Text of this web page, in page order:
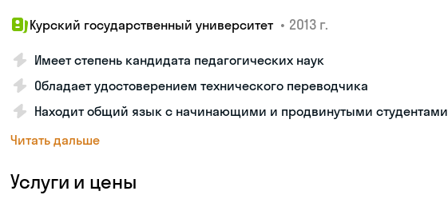
Курский государственный университет • 2013 г.
Имеет степень кандидата педагогических наук
Обладает удостоверением технического переводчика
Находит общий язык с начинающими и продвинутыми студентами
Читать дальше
Услуги и цены